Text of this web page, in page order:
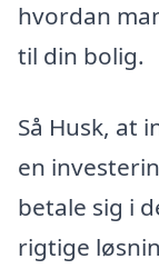
hvordan
til din bolig.
Så Husk, at
en
betale sig i
rigtige